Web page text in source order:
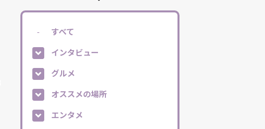
すべて
インタビュー
グルメ
オススメの場所
エンタメ